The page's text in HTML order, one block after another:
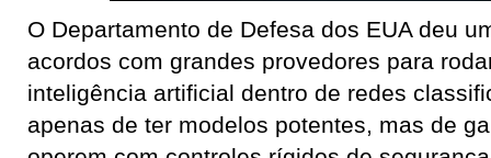
O Departamento de Defesa dos EUA deu
acordos com grandes provedores para
inteligência artificial dentro de redes
apenas de ter modelos potentes, mas de